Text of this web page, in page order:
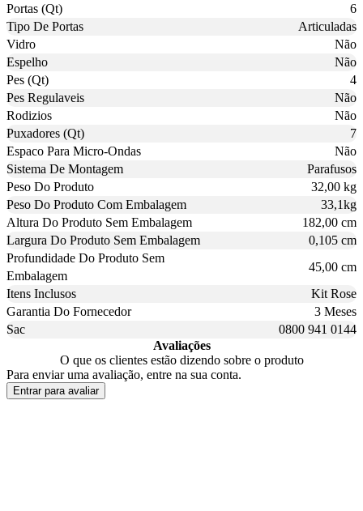
Portas (Qt)
6
Tipo De Portas
Articuladas
Vidro
Não
Espelho
Não
Pes (Qt)
4
Pes Regulaveis
Não
Rodizios
Não
Puxadores (Qt)
7
Espaco Para Micro-Ondas
Não
Sistema De Montagem
Parafusos
Peso Do Produto
32,00 kg
Peso Do Produto Com Embalagem
33,1kg
Altura Do Produto Sem Embalagem
182,00 cm
Largura Do Produto Sem Embalagem
0,105 cm
Profundidade Do Produto Sem
Embalagem
45,00 cm
Itens Inclusos
Kit Rose
Garantia Do Fornecedor
3 Meses
Sac
0800 941 0144
Avaliações
O que os clientes estão dizendo sobre o produto
Para enviar uma avaliação, entre na sua conta.
Entrar para avaliar